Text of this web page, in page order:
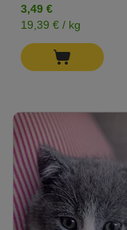
3,49 €
19,39 € / kg